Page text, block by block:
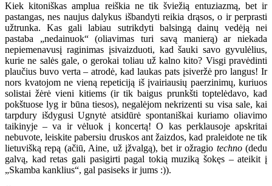
Kiek kitoniškas amplua reiškia ne tik šviežią entuziazmą, bet ir
pastangas, nes naujus dalykus išbandyti reikia drąsos, o ir perprasti
užtrunka. Kas gali labiau sutrikdyti balsingą dainų vedėją nei
pastaba „nedainuok“ (oliavimas turi savą manierą) ar niekada
nepiemenavusį raginimas įsivaizduoti, kad šauki savo gyvulėlius,
kurie ne salės gale, o gerokai toliau už kalno kito? Visgi pravėdinti
plaučius buvo verta – atrodė, kad laukas pats įsiveržė pro langus! Ir
nors kvatojom ne vieną repeticiją iš įvairiausių paerzinimų, kuriuos
solistai žėrė vieni kitiems (ir tik baigus prunkšti toptelėdavo, kad
pokštuose lyg ir būna tiesos), negalėjom nekrizenti su visa sale, kai
tarpdury išdygusi Ugnytė atsidūrė spontaniškai kuriamo oliavimo
taikinyje – va ir vėluok į koncertą! O kas perklausoje apskritai
nebuvote, leiskite pabersiu druskos ant žaizdos, kad praleidote ne tik
lietuvišką repą (ačiū, Aine, už įžvalgą), bet ir ožragio techno(dedu
galvą, kad retas gali pasigirti pagal tokią muziką šokęs – ateikit į
„Skamba kanklius“, gal pasiseks ir jums :)).